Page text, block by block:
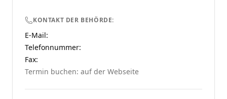
KONTAKT DER BEHÖRDE:
E-Mail:
Telefonnummer:
Fax:
Termin buchen: auf der Webseite